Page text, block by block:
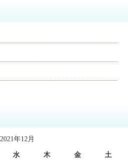
2021年12月
水 木 金 土